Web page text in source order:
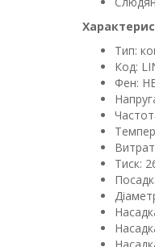
Тип:
Код:
Фен:
Тиск: